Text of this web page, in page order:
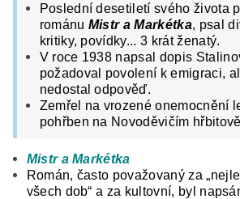
Poslední desetiletí svého života
románu Mistr a Markétka, psal
kritiky, povídky... 3 krát ženatý.
V roce 1938 napsal dopis
požadoval povolení k emigraci,
nedostal odpověď.
Zemřel na vrozené onemocnění
pohřben na Novoděvičím
Mistr a Markétka
Román, často považovaný za
všech dob“ a za kultovní, byl